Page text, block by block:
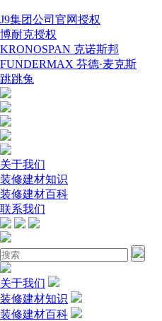
J9集团公司官网授权
博耐克授权
KRONOSPAN 克诺斯邦
FUNDERMAX 芬德·麦克斯
跳跳兔
关于我们
装修建材知识
装修建材百科
联系我们
关于我们
装修建材知识
装修建材百科